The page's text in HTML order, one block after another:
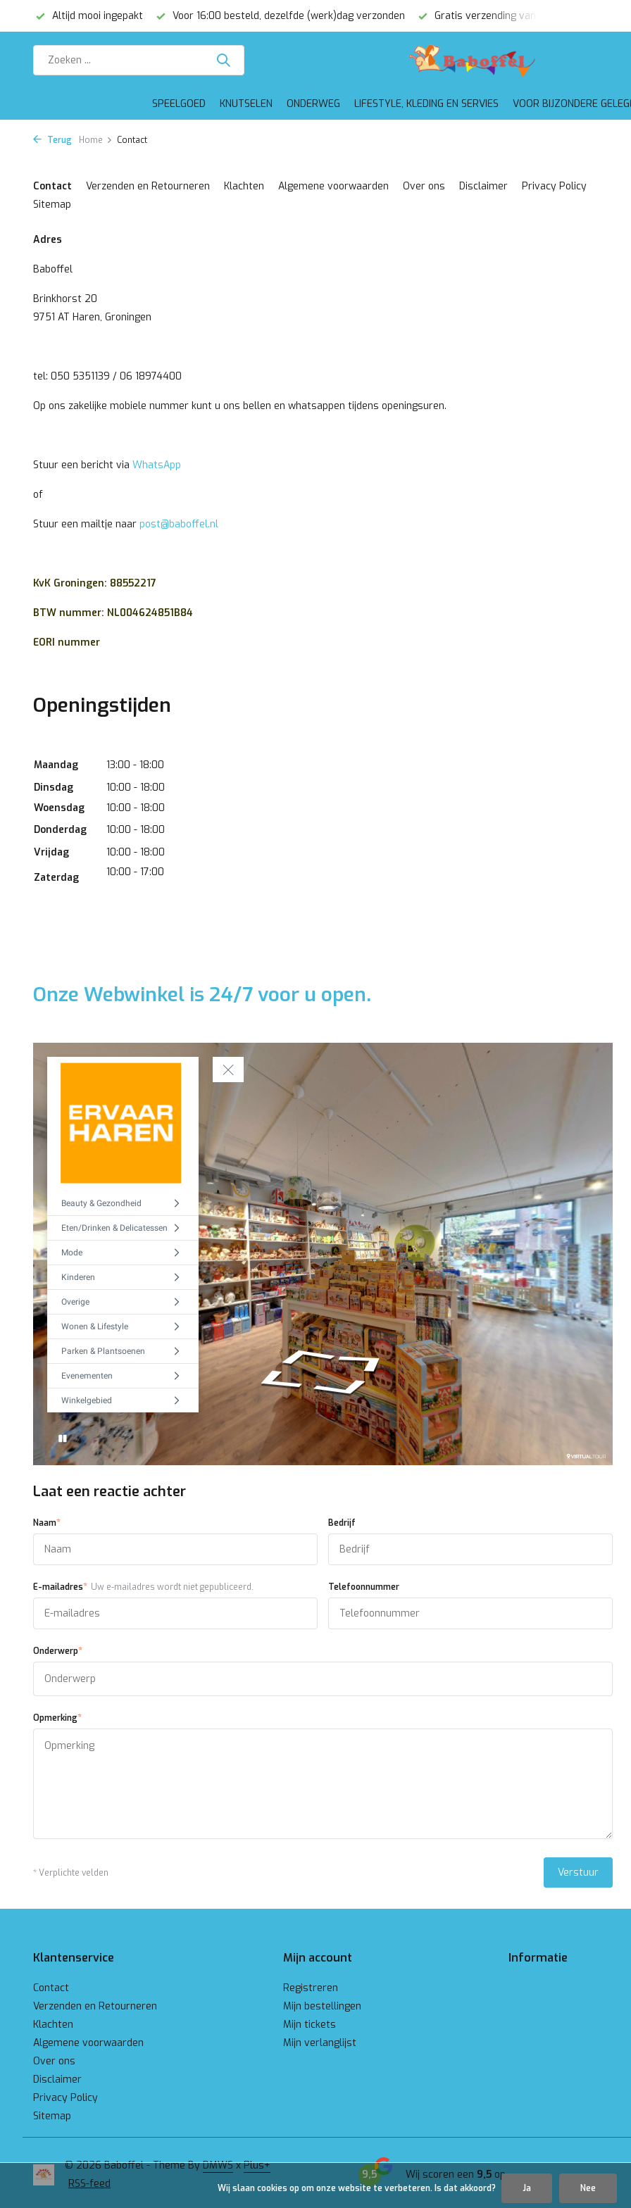
Voor 16:00 besteld, dezelfde (werk)dag verzonden Gratis verzending vanaf €75,- Altijd mooi ingepakt
SPEELGOED KNUTSELEN ONDERWEG LIFESTYLE, KLEDING EN SERVIES VOOR BIJZONDERE
Terug Home Contact
Contact Verzenden en Retourneren Klachten Algemene voorwaarden Over ons Disclaimer
Privacy Policy
Sitemap
Adres
Baboffel
Brinkhorst 20
9751 AT Haren, Groningen
tel: 050 5351139 / 06 18974400
Op ons zakelijke mobiele nummer kunt u ons bellen en whatsappen tijdens openingsuren.
Stuur een bericht via WhatsApp
of
Stuur een mailtje naar post@baboffel.nl
KvK Groningen: 88552217
BTW nummer: NL004624851B84
EORI nummer
Openingstijden
Maandag
13:00 - 18:00
Dinsdag
10:00 - 18:00
Woensdag
10:00 - 18:00
Donderdag
10:00 - 18:00
Vrijdag
10:00 - 18:00
Zaterdag
10:00 - 17:00
Onze Webwinkel is 24/7 voor u open.
Laat een reactie achter
Naam* Bedrijf
E-mailadres* Uw e-mailadres wordt niet gepubliceerd. Telefoonnummer
Onderwerp*
Opmerking*
* Verplichte velden Verstuur
Klantenservice
Contact
Verzenden en Retourneren
Klachten
Algemene voorwaarden
Over ons
Disclaimer
Privacy Policy
Sitemap
Mijn account
Registreren
Mijn bestellingen
Mijn tickets
Mijn verlanglijst
Informatie
© 2026 Baboffel - Theme ByDMWSxPlus+
RSS-feed
9,5 Wij scoren een 9,5opGoogle
Wij slaan cookies op om onze website te verbeteren. Is dat akkoord? Ja Nee